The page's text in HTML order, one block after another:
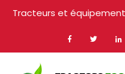
Tracteurs et